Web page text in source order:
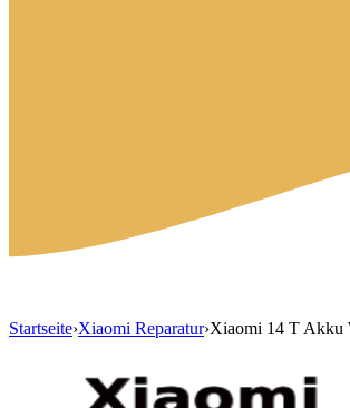
Startseite›Xiaomi Reparatur›Xiaomi 14 T Akku